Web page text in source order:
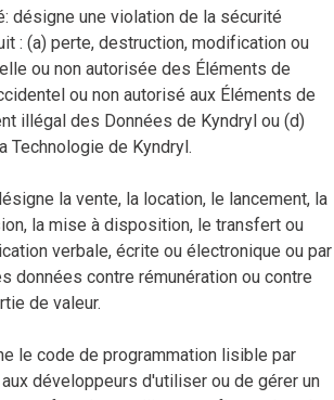
désigne une violation de la sécurité
: (a) perte, destruction, modification ou
ou non autorisée des Éléments de
ou non autorisé aux Éléments de
illégal des Données de Kyndryl ou (d)
Technologie de Kyndryl.
la vente, la location, le lancement, la
la mise à disposition, le transfert ou
verbale, écrite ou électronique ou par
données contre rémunération ou contre
de valeur.
le code de programmation lisible par
développeurs d'utiliser ou de gérer un